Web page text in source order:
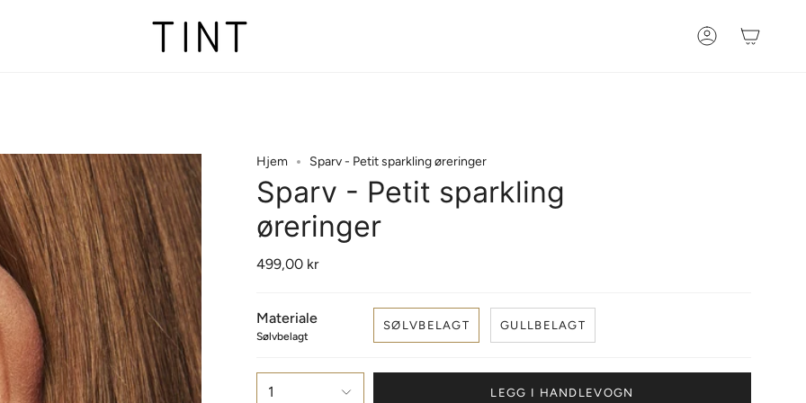
Konto
Hjem Sparv - Petit sparkling øreringer
Sparv - Petit sparkling
øreringer
499,00 kr
Materiale
Sølvbelagt
SØLVBELAGT GULLBELAGT
1 LEGG I HANDLEVOGN